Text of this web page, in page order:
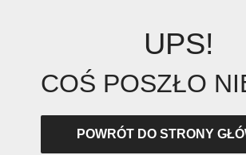
UPS!
COŚ POSZŁO
POWRÓT DO STRONY